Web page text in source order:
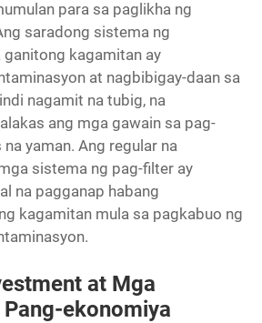
para sa paglikha ng
saradong sistema ng
kagamitan ay
at nagbibigay-daan sa
nagamit na tubig, na
ang mga gawain sa pag-
yaman. Ang regular na
sistema ng pag-filter ay
na pagganap habang
kagamitan mula sa pagkabuo ng
at Mga
ekonomiya